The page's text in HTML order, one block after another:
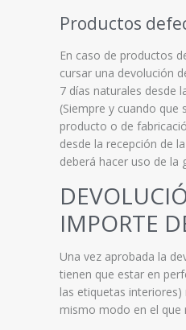
Productos
En caso de productos
cursar una devolución
7 días naturales desde
(Siempre y cuando que
producto o de
desde la recepción de
deberá hacer uso de la
IMPORTE
Una vez aprobada la
tienen que estar en
las etiquetas
mismo modo en el que